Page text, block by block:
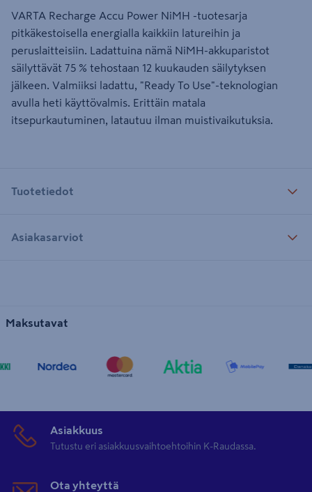
VARTA Recharge Accu Power NiMH -tuotesarja
pitkäkestoisella energialla kaikkiin latureihin ja
peruslaitteisiin. Ladattuina nämä NiMH-akkuparistot
säilyttävät 75 % tehostaan 12 kuukauden säilytyksen
jälkeen. Valmiiksi ladattu, "Ready To Use"-teknologian
avulla heti käyttövalmis. Erittäin matala
itsepurkautuminen, latautuu ilman muistivaikutuksia.
Tuotetiedot
Asiakasarviot
Maksutavat
Asiakkuus
Tutustu eri asiakkuusvaihtoehtoihin K-Raudassa.
Ota yhteyttä